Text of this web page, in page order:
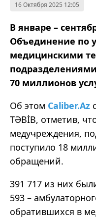
16 Октября 2025 12:05
В январе –
Объединение по
медицинскими
70 миллионов
Об этом Caliber.Az
TƏBİB, отметив,
медучреждения,
поступило 18
обращений.
391 717 из них
593 –
обратившихся в